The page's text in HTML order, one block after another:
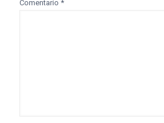
Comentario *